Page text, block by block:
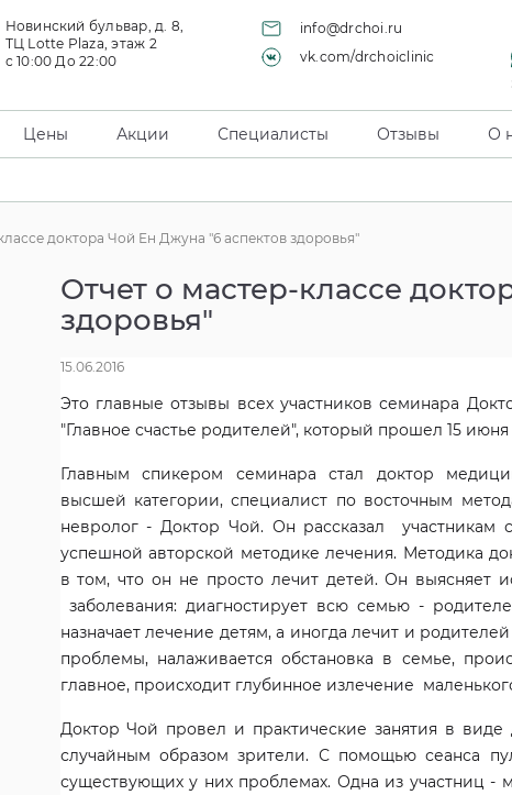
Новинский бульвар, д. 8,
ТЦ Lotte Plaza, этаж 2
с 10:00 До 22:00
info@drchoi.ru
vk.com/drchoiclinic
Цены Акции Специалисты Отзывы О
доктора Чой Ен Джуна "6 аспектов здоровья"
Отчет о мастер-классе
здоровья"
15.06.2016
Это главные отзывы всех участников семинара
"Главное счастье родителей", который прошел 15 июня
Главным спикером семинара стал доктор
высшей категории, специалист по восточным
невролог - Доктор Чой. Он рассказал участникам
успешной авторской методике лечения. Методика
в том, что он не просто лечит детей. Он выясняет
заболевания: диагностирует всю семью -
назначает лечение детям, а иногда лечит и
проблемы, налаживается обстановка в семье,
главное, происходит глубинное излечение
Доктор Чой провел и практические занятия в
случайным образом зрители. С помощью сеанса
существующих у них проблемах. Одна из участниц -